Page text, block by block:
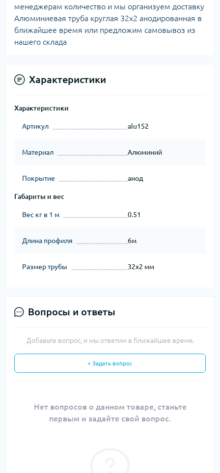
менеджерам количество и мы организуем доставку
Алюминиевая труба круглая 32х2 анодированная в
ближайшее время или предложим самовывоз из
нашего склада
Характеристики
Характеристики
Артикул alu152
Материал Алюминий
Покрытие анод
Габариты и вес
Вес кг в 1 м 0.51
Длина профиля 6м
Размер трубы 32х2 мм
Вопросы и ответы
Добавьте вопрос, и мы ответим в ближайшее время.
+ Задать вопрос
Нет вопросов о данном товаре, станьте
первым и задайте свой вопрос.